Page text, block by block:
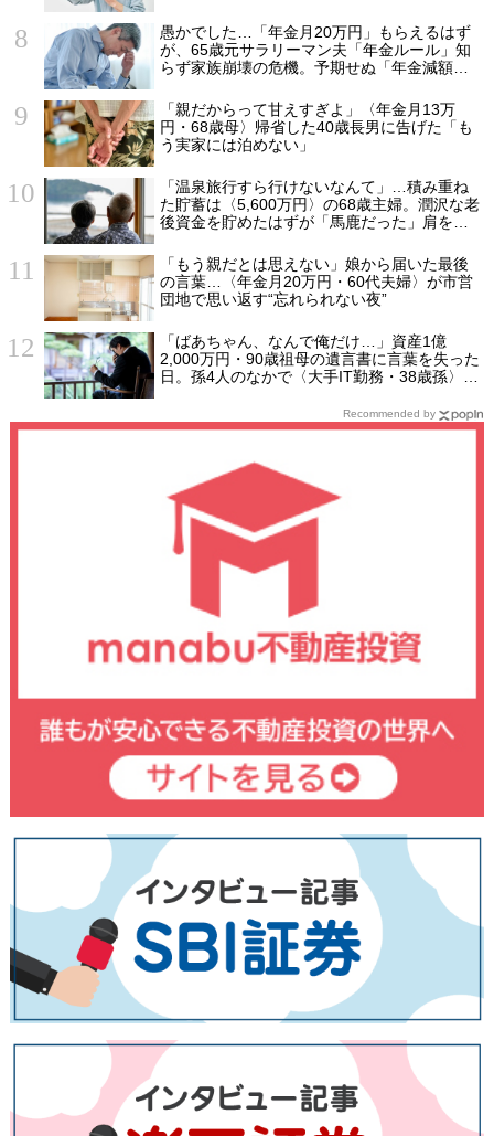
愚かでした…「年金月20万円」もらえるはず
が、65歳元サラリーマン夫「年金ルール」知
らず家族崩壊の危機。予期せぬ「年金減額」5
「親だからって甘えすぎよ」〈年金月13万
円・68歳母〉帰省した40歳長男に告げた「も
う実家には泊めない」
「温泉旅行すら行けないなんて」…積み重ね
た貯蓄は〈5,600万円〉の68歳主婦。潤沢な老
後資金を貯めたはずが「馬鹿だった」肩を落
「もう親だとは思えない」娘から届いた最後
の言葉…〈年金月20万円・60代夫婦〉が市営
団地で思い返す“忘れられない夜”
「ばあちゃん、なんで俺だけ…」資産1億
2,000万円・90歳祖母の遺言書に言葉を失った
日。孫4人のなかで〈大手IT勤務・38歳孫〉だ
Recommended by